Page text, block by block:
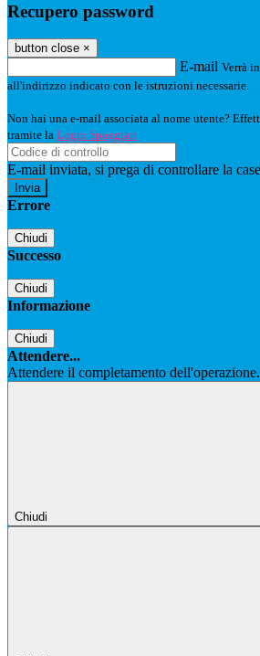
Recupero password
button close ×
E-mail Verrà
all'indirizzo indicato con le istruzioni necessarie.
Non hai una e-mail associata al nome utente?
tramite la Login Spaggiari
E-mail inviata, si prega di controllare la
Errore
Chiudi
Successo
Chiudi
Informazione
Chiudi
Attendere...
Attendere il completamento
Chiudi